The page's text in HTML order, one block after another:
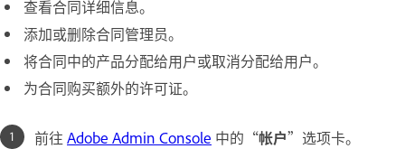
查看合同详细信息。
添加或删除合同管理员。
将合同中的产品分配给用户或取消分配给用户。
为合同购买额外的许可证。
前往 Adobe Admin Console 中的“帐户”选项卡。